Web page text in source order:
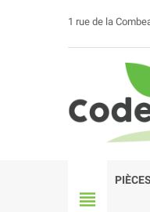
1 rue de la
view_headline